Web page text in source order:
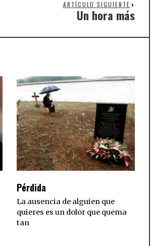
ARTÍCULO SIGUIENTE
Un hora más
Pérdida
La ausencia de alguien que
quieres es un dolor que quema
tan